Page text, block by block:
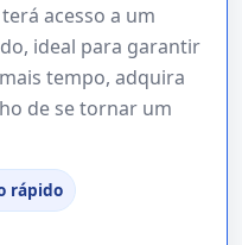
acesso a um
ideal para garantir
tempo, adquira
de se tornar um
rápido